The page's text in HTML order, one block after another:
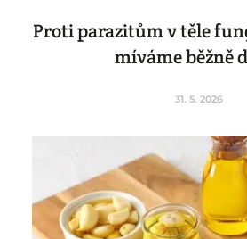
Proti parazitům v těle
míváme běžně
31. 5. 2026